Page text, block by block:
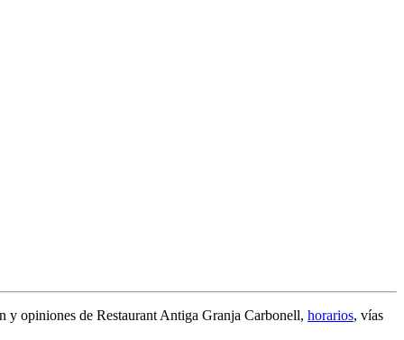
y opiniones de Restaurant Antiga Granja Carbonell, horarios, vías